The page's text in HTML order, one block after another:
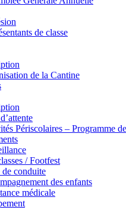
de classe
de la Cantine
Périscolaires – Programme
/ Footfest
de conduite
des enfants
médicale